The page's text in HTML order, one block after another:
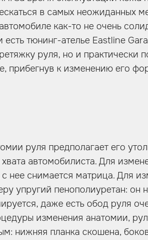
в самых неожиданных
как-то не очень
есть тюнинг-ателье Eastline
руля, но и практически
прибегнув к изменению его
руля предполагает его
автомобилиста. Для
нее снимается матрица. Для
упругий пенополиуретан: он
даже есть обод руля
изменения анатомии,
нижняя планка скошена,